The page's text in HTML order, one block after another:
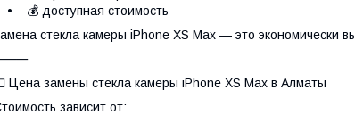
• 💰 доступная стоимость
стекла камеры iPhone XS Max — это экономически
Цена замены стекла камеры iPhone XS Max в Алматы
зависит от: